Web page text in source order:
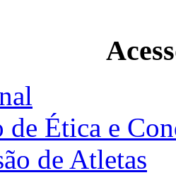
de Ética e
de Atletas